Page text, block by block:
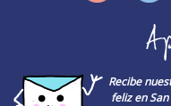
Recibe
feliz en